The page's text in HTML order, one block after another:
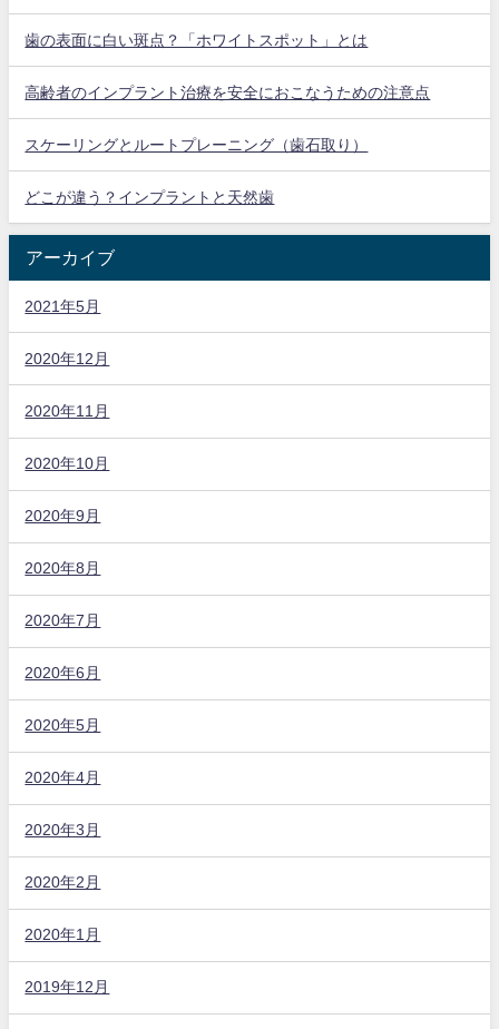
歯の表面に白い斑点？「ホワイトスポット」とは
高齢者のインプラント治療を安全におこなうための注意点
スケーリングとルートプレーニング（歯石取り）
どこが違う？インプラントと天然歯
アーカイブ
2021年5月
2020年12月
2020年11月
2020年10月
2020年9月
2020年8月
2020年7月
2020年6月
2020年5月
2020年4月
2020年3月
2020年2月
2020年1月
2019年12月